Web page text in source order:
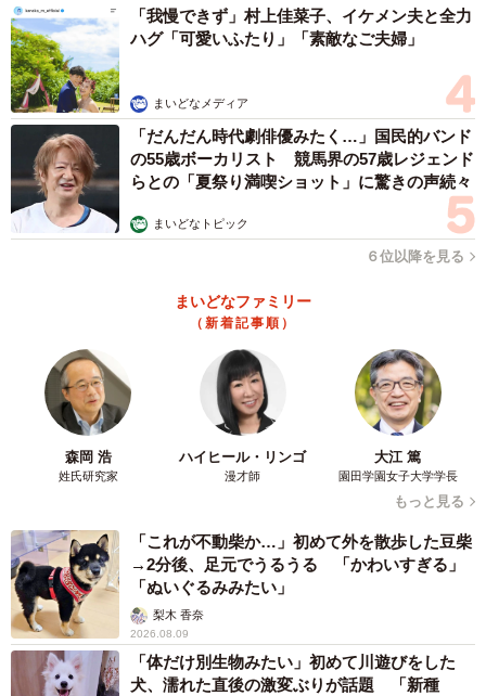
「我慢できず」村上佳菜子、イケメン夫と全力
ハグ「可愛いふたり」「素敵なご夫婦」
まいどなメディア
「だんだん時代劇俳優みたく…」国民的バンド
の55歳ボーカリスト 競馬界の57歳レジェンド
らとの「夏祭り満喫ショット」に驚きの声続々
まいどなトピック
６位以降を見る
まいどなファミリー
（新着記事順）
森岡 浩
姓氏研究家
ハイヒール・リンゴ
漫才師
大江 篤
園田学園女子大学学長
もっと見る
「これが不動柴か…」初めて外を散歩した豆柴
→2分後、足元でうるうる 「かわいすぎる」
「ぬいぐるみみたい」
梨木 香奈
2026.08.09
「体だけ別生物みたい」初めて川遊びをした
犬、濡れた直後の激変ぶりが話題 「新種